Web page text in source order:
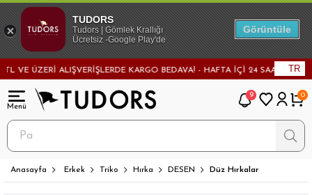
ÜZERİ ALIŞVERİŞLERDE KARGO BEDAVA! - HAFTA İÇİ 24 SAATTE TR
9 0
Anasayfa Erkek Triko Hırka DESEN Düz Hırkalar
TUDORS
Tudors | Gömlek Krallığı
Ücretsiz -Google Play'de
Görüntüle